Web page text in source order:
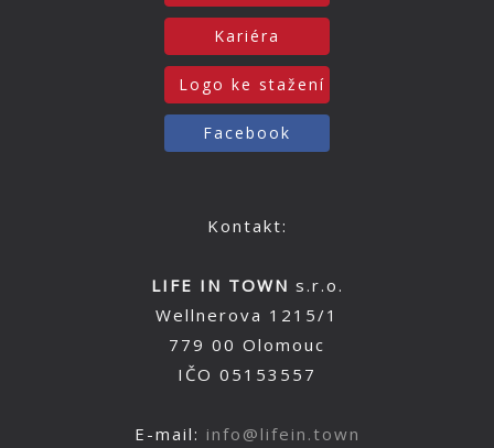
Kariéra
Logo ke stažení
Facebook
Kontakt:
LIFE IN TOWN s.r.o.
Wellnerova 1215/1
779 00 Olomouc
IČO 05153557
E-mail: info@lifein.town